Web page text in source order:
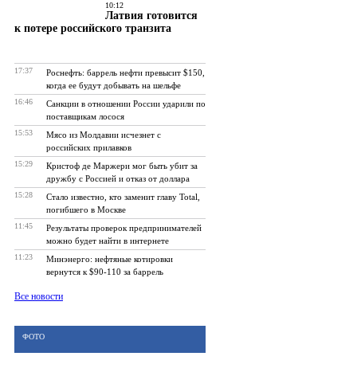
10:12
Латвия готовится
к потере российского транзита
17:37
Роснефть: баррель нефти превысит $150,
когда ее будут добывать на шельфе
16:46
Санкции в отношении России ударили по
поставщикам лосося
15:53
Мясо из Молдавии исчезнет с
российских прилавков
15:29
Кристоф де Маржери мог быть убит за
дружбу с Россией и отказ от доллара
15:28
Стало известно, кто заменит главу Total,
погибшего в Москве
11:45
Результаты проверок предпринимателей
можно будет найти в интернете
11:23
Минэнерго: нефтяные котировки
вернутся к $90-110 за баррель
Все новости
ФОТО